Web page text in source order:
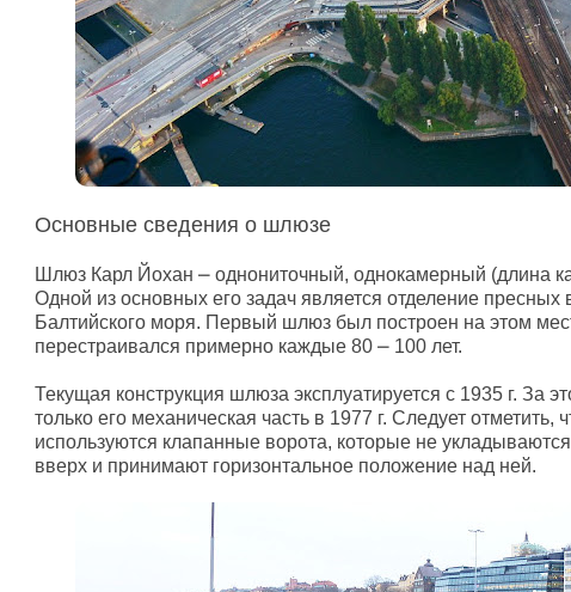
Основные сведения о шлюзе
Шлюз Карл Йохан ⎼ однониточный, однокамерный (длина
Одной из основных его задач является отделение пресных
Балтийского моря. Первый шлюз был построен на этом
перестраивался примерно каждые 80 ⎼ 100 лет.
Текущая конструкция шлюза эксплуатируется с 1935 г. За
только его механическая часть в 1977 г. Следует отметить,
используются клапанные ворота, которые не
вверх и принимают горизонтальное положение над ней.